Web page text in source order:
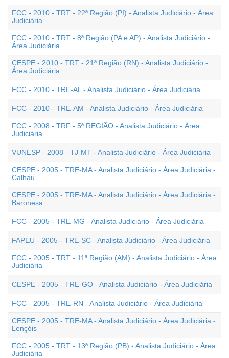
FCC - 2010 - TRT - 22ª Região (PI) - Analista Judiciário - Área
Judiciária
FCC - 2010 - TRT - 8ª Região (PA e AP) - Analista Judiciário -
Área Judiciária
CESPE - 2010 - TRT - 21ª Região (RN) - Analista Judiciário -
Área Judiciária
FCC - 2010 - TRE-AL - Analista Judiciário - Área Judiciária
FCC - 2010 - TRE-AM - Analista Judiciário - Área Judiciária
FCC - 2008 - TRF - 5ª REGIÃO - Analista Judiciário - Área
Judiciária
VUNESP - 2008 - TJ-MT - Analista Judiciário - Área Judiciária
CESPE - 2005 - TRE-MA - Analista Judiciário - Área Judiciária -
Calhau
CESPE - 2005 - TRE-MA - Analista Judiciário - Área Judiciária -
Baronesa
FCC - 2005 - TRE-MG - Analista Judiciário - Área Judiciária
FAPEU - 2005 - TRE-SC - Analista Judiciário - Área Judiciária
FCC - 2005 - TRT - 11ª Região (AM) - Analista Judiciário - Área
Judiciária
CESPE - 2005 - TRE-GO - Analista Judiciário - Área Judiciária
FCC - 2005 - TRE-RN - Analista Judiciário - Área Judiciária
CESPE - 2005 - TRE-MA - Analista Judiciário - Área Judiciária -
Lençóis
FCC - 2005 - TRT - 13ª Região (PB) - Analista Judiciário - Área
Judiciária